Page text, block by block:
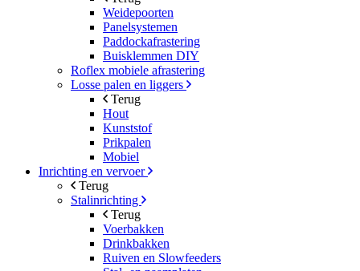
Weidepoorten
Panelsystemen
Paddockafrastering
Buisklemmen DIY
Roflex mobiele afrastering
Losse palen en liggers
Terug
Hout
Kunststof
Prikpalen
Mobiel
Inrichting en vervoer
Terug
Stalinrichting
Terug
Voerbakken
Drinkbakken
Ruiven en Slowfeeders